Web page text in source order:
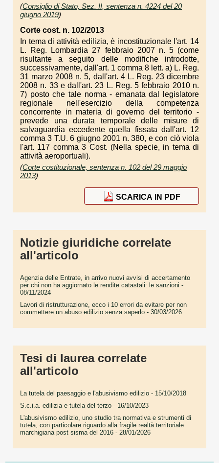
(Consiglio di Stato, Sez. II, sentenza n. 4224 del 20
giugno 2019)
Corte cost. n. 102/2013
In tema di attività edilizia, è incostituzionale l'art. 14
L. Reg. Lombardia 27 febbraio 2007 n. 5 (come
risultante a seguito delle modifiche introdotte,
successivamente, dall'art. 1 comma 8 lett. a) L. Reg.
31 marzo 2008 n. 5, dall'art. 4 L. Reg. 23 dicembre
2008 n. 33 e dall'art. 23 L. Reg. 5 febbraio 2010 n.
7) posto che tale norma - emanata dal legislatore
regionale nell'esercizio della competenza
concorrente in materia di governo del territorio -
prevede una durata temporale delle misure di
salvaguardia eccedente quella fissata dall'art. 12
comma 3 T.U. 6 giugno 2001 n. 380, e con ciò viola
l'art. 117 comma 3 Cost. (Nella specie, in tema di
attività aeroportuali).
(Corte costituzionale, sentenza n. 102 del 29 maggio
2013)
SCARICA IN PDF
Notizie giuridiche correlate
all'articolo
Agenzia delle Entrate, in arrivo nuovi avvisi di accertamento
per chi non ha aggiornato le rendite catastali: le sanzioni -
08/11/2024
Lavori di ristrutturazione, ecco i 10 errori da evitare per non
commettere un abuso edilizio senza saperlo - 30/03/2026
Tesi di laurea correlate
all'articolo
La tutela del paesaggio e l'abusivismo edilizio - 15/10/2018
S.c.i.a. edilizia e tutela del terzo - 16/10/2023
L'abusivismo edilizio, uno studio tra normativa e strumenti di
tutela, con particolare riguardo alla fragile realtà territoriale
marchigiana post sisma del 2016 - 28/01/2026